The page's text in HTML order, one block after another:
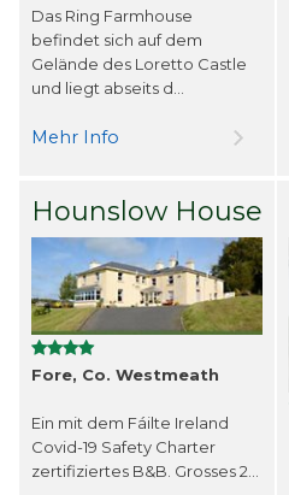
Das Ring Farmhouse
befindet sich auf dem
Gelände des Loretto Castle
und liegt abseits d...
Mehr Info
Hounslow House
Fore, Co. Westmeath
Ein mit dem Fáilte Ireland
Covid-19 Safety Charter
zertifiziertes B&B. Grosses 2...